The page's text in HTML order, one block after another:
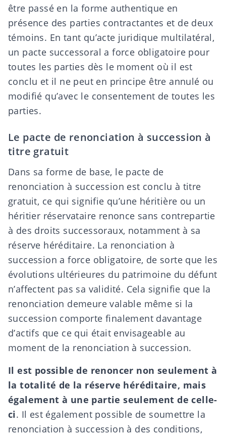
être passé en la forme authentique en
présence des parties contractantes et de deux
témoins. En tant qu’acte juridique multilatéral,
un pacte successoral a force obligatoire pour
toutes les parties dès le moment où il est
conclu et il ne peut en principe être annulé ou
modifié qu’avec le consentement de toutes les
parties.
Le pacte de renonciation à succession à
titre gratuit
Dans sa forme de base, le pacte de
renonciation à succession est conclu à titre
gratuit, ce qui signifie qu’une héritière ou un
héritier réservataire renonce sans contrepartie
à des droits successoraux, notamment à sa
réserve héréditaire. La renonciation à
succession a force obligatoire, de sorte que les
évolutions ultérieures du patrimoine du défunt
n’affectent pas sa validité. Cela signifie que la
renonciation demeure valable même si la
succession comporte finalement davantage
d’actifs que ce qui était envisageable au
moment de la renonciation à succession.
Il est possible de renoncer non seulement à
la totalité de la réserve héréditaire, mais
également à une partie seulement de celle-
ci. Il est également possible de soumettre la
renonciation à succession à des conditions,